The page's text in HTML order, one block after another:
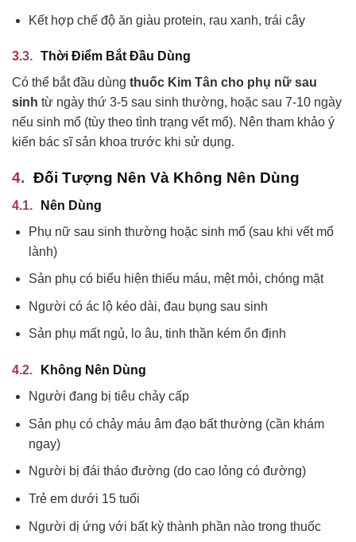
Kết hợp chế độ ăn giàu protein, rau xanh, trái cây
Thời Điểm Bắt Đầu Dùng
Có thể bắt đầu dùng thuốc Kim Tân cho phụ nữ sau
sinh từ ngày thứ 3-5 sau sinh thường, hoặc sau 7-10 ngày
nếu sinh mổ (tùy theo tình trạng vết mổ). Nên tham khảo ý
kiến bác sĩ sản khoa trước khi sử dụng.
Đối Tượng Nên Và Không Nên Dùng
Nên Dùng
Phụ nữ sau sinh thường hoặc sinh mổ (sau khi vết mổ
lành)
Sản phụ có biểu hiện thiếu máu, mệt mỏi, chóng mặt
Người có ác lộ kéo dài, đau bụng sau sinh
Sản phụ mất ngủ, lo âu, tinh thần kém ổn định
Không Nên Dùng
Người đang bị tiêu chảy cấp
Sản phụ có chảy máu âm đạo bất thường (cần khám
ngay)
Người bị đái tháo đường (do cao lỏng có đường)
Trẻ em dưới 15 tuổi
Người dị ứng với bất kỳ thành phần nào trong thuốc